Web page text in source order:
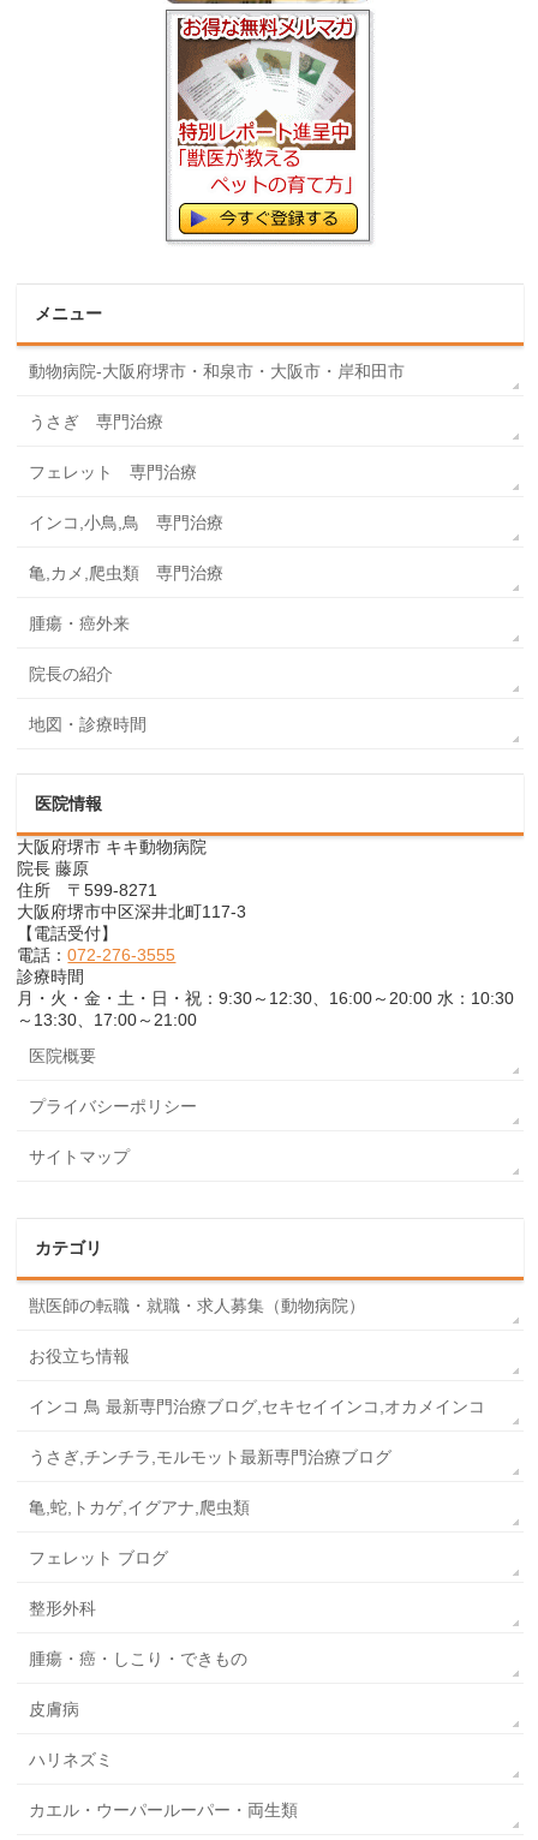
メニュー
動物病院-大阪府堺市・和泉市・大阪市・岸和田市
うさぎ 専門治療
フェレット 専門治療
インコ,小鳥,鳥 専門治療
亀,カメ,爬虫類 専門治療
腫瘍・癌外来
院長の紹介
地図・診療時間
医院情報
大阪府堺市 キキ動物病院
院長 藤原
住所 〒599-8271
大阪府堺市中区深井北町117-3
【電話受付】
電話：072-276-3555
診療時間
月・火・金・土・日・祝：9:30～12:30、16:00～20:00 水：10:30
～13:30、17:00～21:00
医院概要
プライバシーポリシー
サイトマップ
カテゴリ
獣医師の転職・就職・求人募集（動物病院）
お役立ち情報
インコ 鳥 最新専門治療ブログ,セキセイインコ,オカメインコ
うさぎ,チンチラ,モルモット最新専門治療ブログ
亀,蛇,トカゲ,イグアナ,爬虫類
フェレット ブログ
整形外科
腫瘍・癌・しこり・できもの
皮膚病
ハリネズミ
カエル・ウーパールーパー・両生類